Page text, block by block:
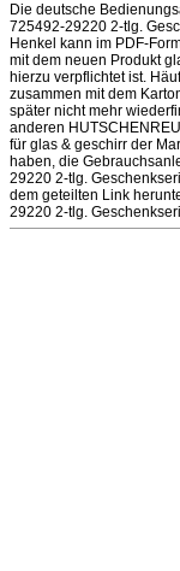
Die deutsche
725492-29220 2-tlg.
Henkel kann im PDF-
mit dem neuen Produkt
hierzu verpflichtet ist.
zusammen mit dem
später nicht mehr
anderen
für glas & geschirr der
haben, die
29220 2-tlg.
dem geteilten Link
29220 2-tlg.